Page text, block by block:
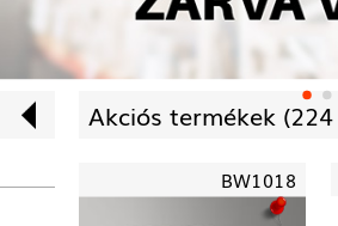
Akciós termékek (
BW1018